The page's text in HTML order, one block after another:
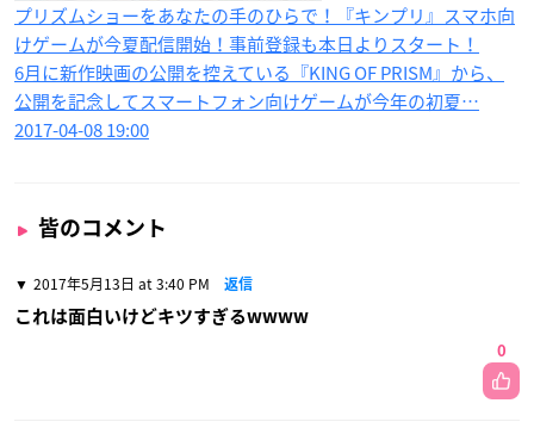
プリズムショーをあなたの手のひらで！『キンプリ』スマホ向
けゲームが今夏配信開始！事前登録も本日よりスタート！
6月に新作映画の公開を控えている『KING OF PRISM』から、
公開を記念してスマートフォン向けゲームが今年の初夏…
2017-04-08 19:00
皆のコメント
2017年5月13日 at 3:40 PM 返信
これは面白いけどキツすぎるwwww
0